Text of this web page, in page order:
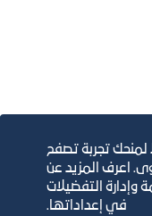
لمنحك تجربة تصفح
اعرف المزيد عن
التفضيلات
في إعداداتها.